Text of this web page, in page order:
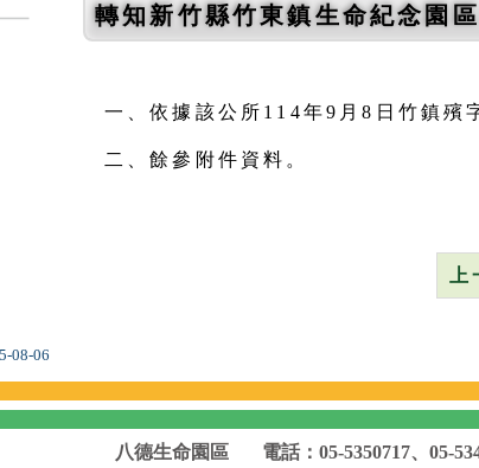
轉知新竹縣竹東鎮生命紀念園
一、依據該公所114年9月8日竹鎮殯
二、餘參附件資料。
08-06
八德生命園區 電話：05-5350717、05-